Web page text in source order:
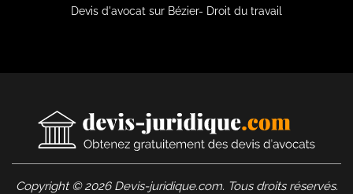
Devis d'avocat sur Bézier- Droit du travail
Copyright © 2026 Devis-juridique.com. Tous droits réservés.